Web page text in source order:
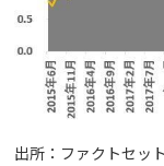
出所：ファクトセッ